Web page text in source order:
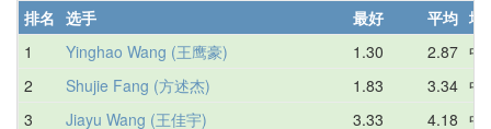
排名 选手 最好 平均 地
1
Yinghao Wang (王鹰豪) 1.30 2.87 中
2
Shujie Fang (方述杰) 1.83 3.34 中
3
Jiayu Wang (王佳宇) 3.33 4.18 中